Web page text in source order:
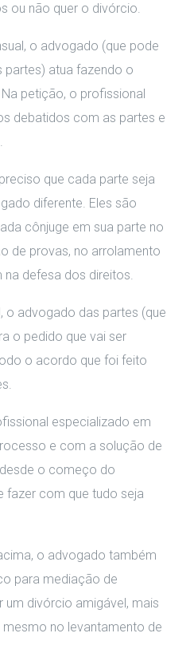
ou não quer o divórcio.
o advogado (que pode
partes) atua fazendo o
petição, o profissional
debatidos com as partes e
que cada parte seja
diferente. Eles são
cônjuge em sua parte no
de provas, no arrolamento
na defesa dos direitos.
o advogado das partes (que
o pedido que vai ser
o acordo que foi feito
especializado em
e com a solução de
o começo do
fazer com que tudo seja
o advogado também
para mediação de
divórcio amigável, mais
no levantamento de